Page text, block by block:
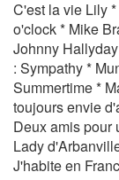
C'est la vie Lily
o'clock * Mike
Johnny
: Sympathy *
Summertime *
toujours envie
Deux amis pour
Lady
J'habite en